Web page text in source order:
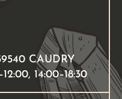
CAUDRY
14:00–18:30